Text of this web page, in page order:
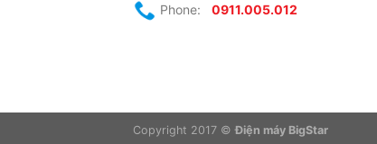
Phone: 0911.005.012
Copyright 2017 ©Điện máy BigStar